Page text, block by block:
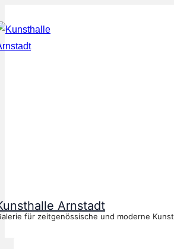
Zum
Inhalt
Arnstadt
für zeitgenössische und moderne Kunst